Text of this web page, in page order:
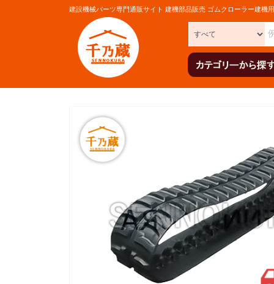
建設機械パーツ専門通販サイト 建機部品販売 ゴムクローラー建機用